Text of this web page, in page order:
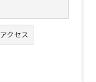
アクセス